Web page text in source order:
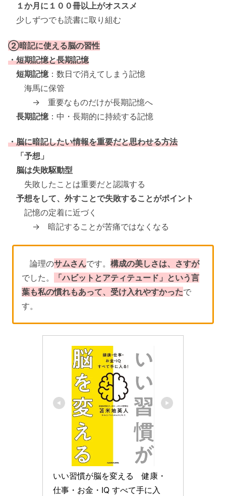
１か月に１００冊以上がオススメ
少しずつでも読書に取り組む
②暗記に使える脳の習性
・短期記憶と長期記憶
短期記憶 ：数日で消えてしまう記憶
海馬に保管
→ 重要なものだけが長期記憶へ
長期記憶 ：中・長期的に持続する記憶
・脳に暗記したい情報を重要だと思わせる方法
「予想」
脳は失敗駆動型
失敗したことは重要だと認識する
予想をして、外すことで失敗することがポイント
記憶の定着に近づく
→ 暗記することが苦痛ではなくなる
論理のサムさんです。構成の美しさは、さすが
でした。
「ハビットとアティテュード」という言
葉も私の慣れもあって、受け入れやすかったで
す。
いい習慣が脳を変える　健康・
仕事・お金・IQ すべて手に入